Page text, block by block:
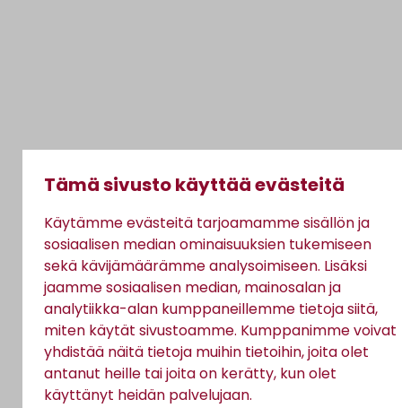
Tämä sivusto käyttää evästeitä
Käytämme evästeitä tarjoamamme sisällön ja
sosiaalisen median ominaisuuksien tukemiseen
sekä kävijämäärämme analysoimiseen. Lisäksi
jaamme sosiaalisen median, mainosalan ja
analytiikka-alan kumppaneillemme tietoja siitä,
miten käytät sivustoamme. Kumppanimme voivat
yhdistää näitä tietoja muihin tietoihin, joita olet
antanut heille tai joita on kerätty, kun olet
käyttänyt heidän palvelujaan.